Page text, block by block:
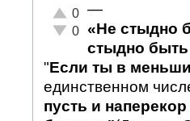
Отлично!
0
Неадекватно!
0
—
«Не стыдно
стыдно быть
"Если ты в
единственном
пусть и